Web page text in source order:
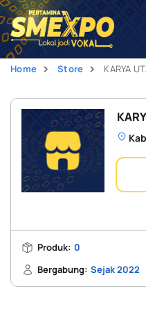
Home Store KARYA
Produk: 0
Bergabung: Sejak 2022